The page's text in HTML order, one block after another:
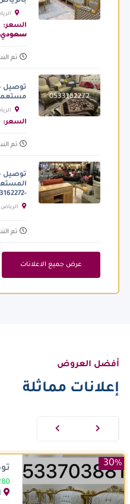
السعر:
سعودي
تم
توصيل
مستعمل
السعر:
تم
توصيل
-0533162272-
تم
عرض جميع الاعلانات
أفضل العروض
إعلانات مماثلة
30%
280 ريال